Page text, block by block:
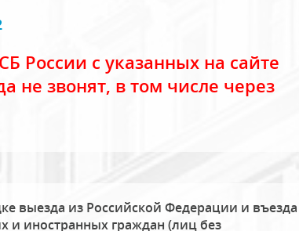
России с указанных на сайте
не звонят, в том числе через
выезда из Российской Федерации и въезда
и иностранных граждан (лиц без